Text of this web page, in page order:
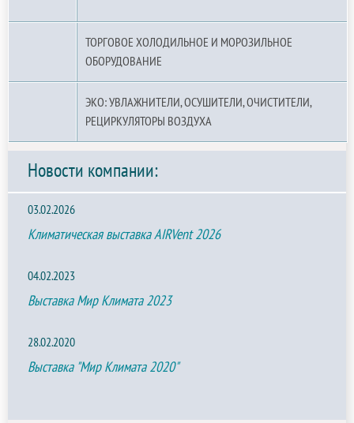
ТОРГОВОЕ ХОЛОДИЛЬНОЕ И МОРОЗИЛЬНОЕ
ОБОРУДОВАНИЕ
ЭКО: УВЛАЖНИТЕЛИ, ОСУШИТЕЛИ, ОЧИСТИТЕЛИ,
РЕЦИРКУЛЯТОРЫ ВОЗДУХА
Новости компании:
03.02.2026
Климатическая выставка AIRVent 2026
04.02.2023
Выставка Мир Климата 2023
28.02.2020
Выставка "Мир Климата 2020"